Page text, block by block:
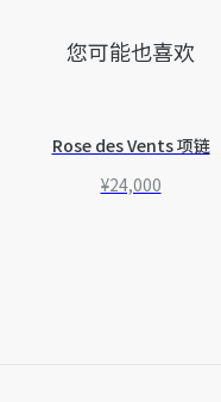
您可能也喜欢
Rose des Vents 项链
¥24,000